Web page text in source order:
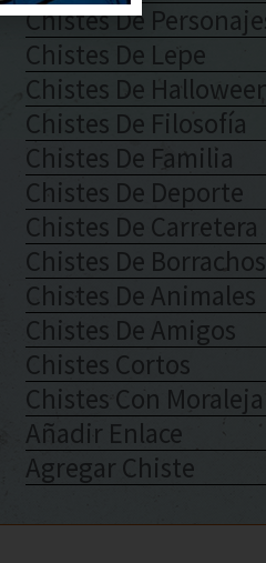
Chistes De
Chistes De Lepe
Chistes De
Chistes De Filosofía
Chistes De Familia
Chistes De Deporte
Chistes De Carretera
Chistes De Borrachos
Chistes De Animales
Chistes De Amigos
Chistes Cortos
Chistes Con Moraleja
Añadir Enlace
Agregar Chiste